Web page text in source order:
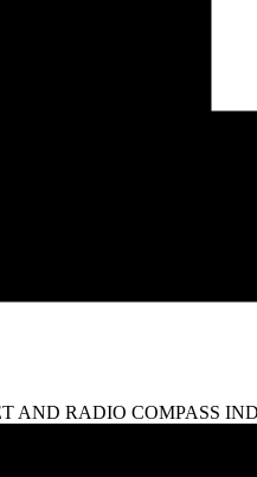
AND RADIO COMPASS